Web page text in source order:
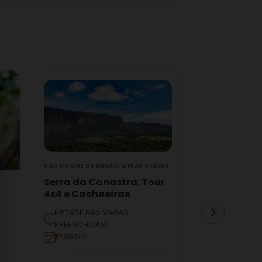
Serra da Canastra: Tour
4x4 e Cachoeiras
METADE DAS VAGAS
PREENCHIDAS!
FERIADO!
Tour